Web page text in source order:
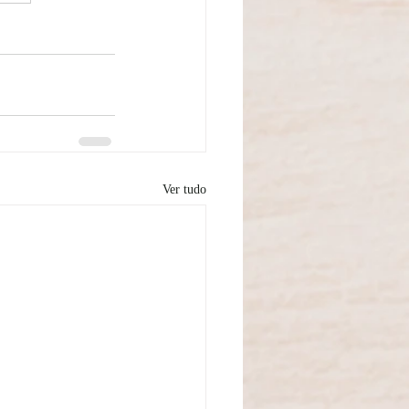
Ver tudo